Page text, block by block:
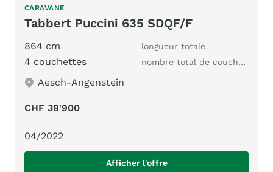
CARAVANE
Tabbert Puccini 635 SDQF/F
864 cm longueur totale
4 couchettes nombre total de couchages
Aesch-Angenstein
CHF 39'900
04/2022
Afficher l'offre